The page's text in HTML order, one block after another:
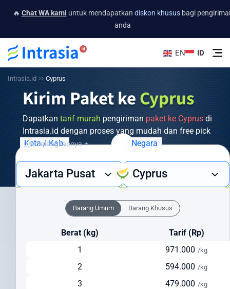
🔥 Chat WA kami untuk mendapatkan diskon khususbagi
anda
EN ID
Intrasia.id Cyprus
Kirim Paket ke Cyprus
Dapatkan tarif murah pengiriman paket ke Cyprusdi
Intrasia.id dengan proses yang mudah dan free pick
up.Selengkapnya +
Butuh layanan pengiriman barang ke Cyprus yang cepat, aman,
dan ekonomis? Intrasia.id hadir sebagai solusi terpercaya untuk
global yang luas dan pengalaman bertahun-tahun, kami menjamin
paket Anda sampai ke Cyprus dengan aman dan tepat waktu.
Cara Kirim Paket ke Cyprus yang Efisien dan
Kirim paket ke Cyprusdari Indonesia kini menjadi lebih mudah
dengan Intrasia.id. Kami menawarkan berbagai opsi pengiriman
Kota / Kab.
Jakarta Pusat
Negara
Cyprus
Barang Umum Barang Khusus
Berat (kg)
Tarif (Rp)
1
971.000 /kg
2 594.000 /kg
3 479.000 /kg